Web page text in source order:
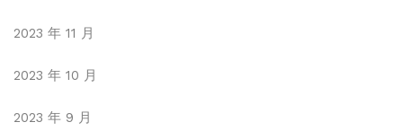
2023 年 11 月
2023 年 10 月
2023 年 9 月